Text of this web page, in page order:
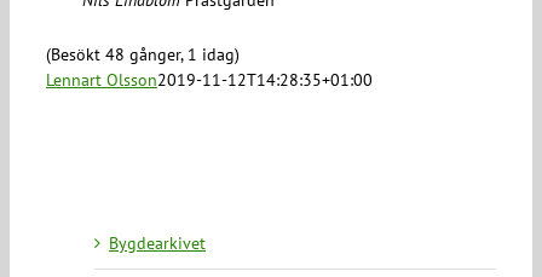
(Besökt 48 gånger, 1 idag)
Lennart Olsson2019-11-12T14:28:35+01:00
Bygdearkivet